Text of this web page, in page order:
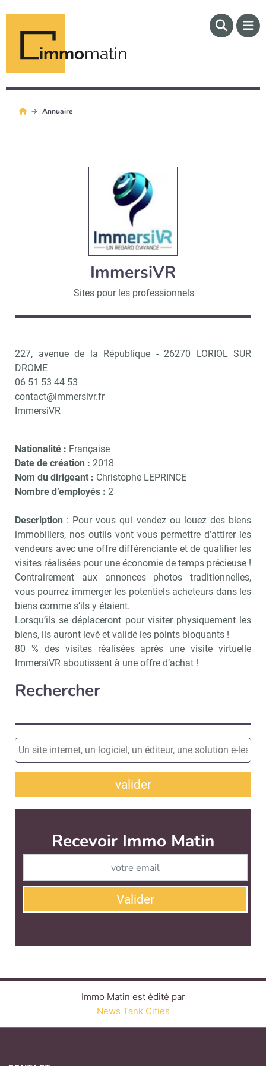
immomatin
Annuaire
ImmersiVR
Sites pour les professionnels
227, avenue de la République - 26270 LORIOL SUR
DROME
06 51 53 44 53
contact@immersivr.fr
ImmersiVR
Nationalité : Française
Date de création : 2018
Nom du dirigeant : Christophe LEPRINCE
Nombre d’employés : 2
Description : Pour vous qui vendez ou louez des biens
immobiliers, nos outils vont vous permettre d’attirer les
vendeurs avec une offre différenciante et de qualifier les
visites réalisées pour une économie de temps précieuse !
Contrairement aux annonces photos traditionnelles,
vous pourrez immerger les potentiels acheteurs dans les
biens comme s’ils y étaient.
Lorsqu’ils se déplaceront pour visiter physiquement les
biens, ils auront levé et validé les points bloquants !
80 % des visites réalisées après une visite virtuelle
ImmersiVR aboutissent à une offre d’achat !
Rechercher
valider
Recevoir Immo Matin
Valider
Immo Matin est édité par
News Tank Cities